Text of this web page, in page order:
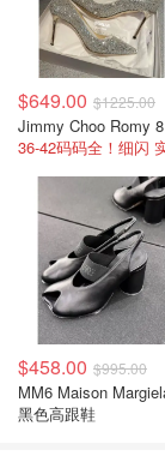
$649.00 $1225.00
$458.00 $995.00
MM6 Maison
黑色高跟鞋